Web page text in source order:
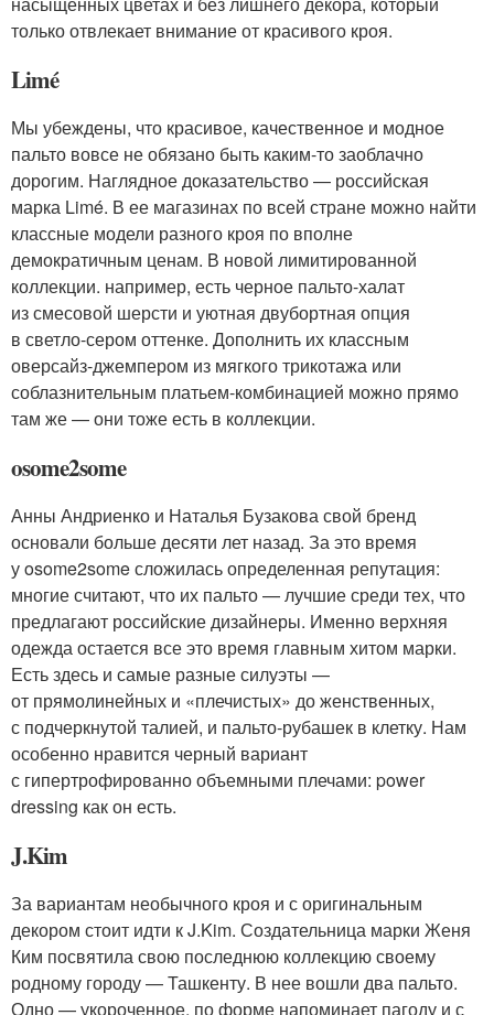
только отвлекает внимание от красивого кроя.
Limé
Мы убеждены, что красивое, качественное и модное
пальто вовсе не обязано быть каким-то заоблачно
дорогим. Наглядное доказательство — российская
марка Limé. В ее магазинах по всей стране можно найти
классные модели разного кроя по вполне
демократичным ценам. В новой лимитированной
коллекции. например, есть черное пальто-халат
из смесовой шерсти и уютная двубортная опция
в светло-сером оттенке. Дополнить их классным
оверсайз-джемпером из мягкого трикотажа или
соблазнительным платьем-комбинацией можно прямо
там же — они тоже есть в коллекции.
osome2some
Анны Андриенко и Наталья Бузакова свой бренд
основали больше десяти лет назад. За это время
у osome2some сложилась определенная репутация:
многие считают, что их пальто — лучшие среди тех, что
предлагают российские дизайнеры. Именно верхняя
одежда остается все это время главным хитом марки.
Есть здесь и самые разные силуэты —
от прямолинейных и «плечистых» до женственных,
с подчеркнутой талией, и пальто-рубашек в клетку. Нам
особенно нравится черный вариант
с гипертрофированно объемными плечами: power
dressing как он есть.
J.Kim
За вариантам необычного кроя и с оригинальным
декором стоит идти к J.Kim. Создательница марки Женя
Ким посвятила свою последнюю коллекцию своему
родному городу — Ташкенту. В нее вошли два пальто.
Одно — укороченное, по форме напоминает пагоду и с